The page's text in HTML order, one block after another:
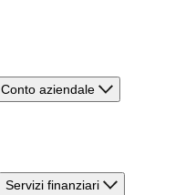
Conto aziendale
Servizi finanziari